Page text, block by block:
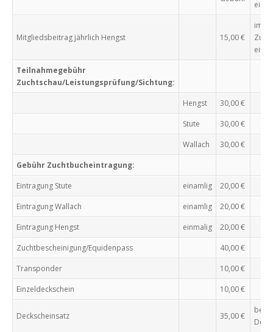
Mitgliedsbeitrag jährlich Hengst 15,00 €
im
Teilnahmegebühr
Zuchtschau/Leistungsprüfung/Sichtung:
Hengst
30,00 €
Stute
30,00 €
Wallach
30,00 €
Gebühr Zuchtbucheintragung:
Eintragung Stute
einamlig
20,00 €
Eintragung Wallach
einamlig
20,00 €
Eintragung Hengst
einmalig
20,00 €
Zuchtbescheinigung/Equidenpass
40,00 €
Transponder
10,00 €
Einzeldeckschein
10,00 €
Deckscheinsatz 35,00 €